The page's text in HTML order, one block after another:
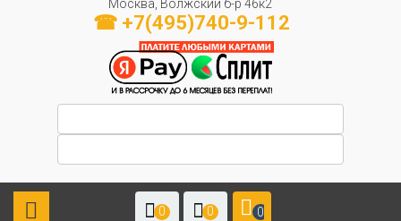
Москва, Волжский б-р 46к2
☎ +7(495)740-9-112
0 0 0